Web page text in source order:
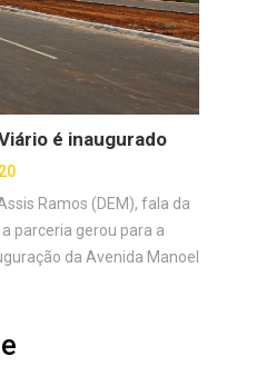
é inaugurado
Ramos (DEM), fala da
parceria gerou para a
da Avenida Manoel